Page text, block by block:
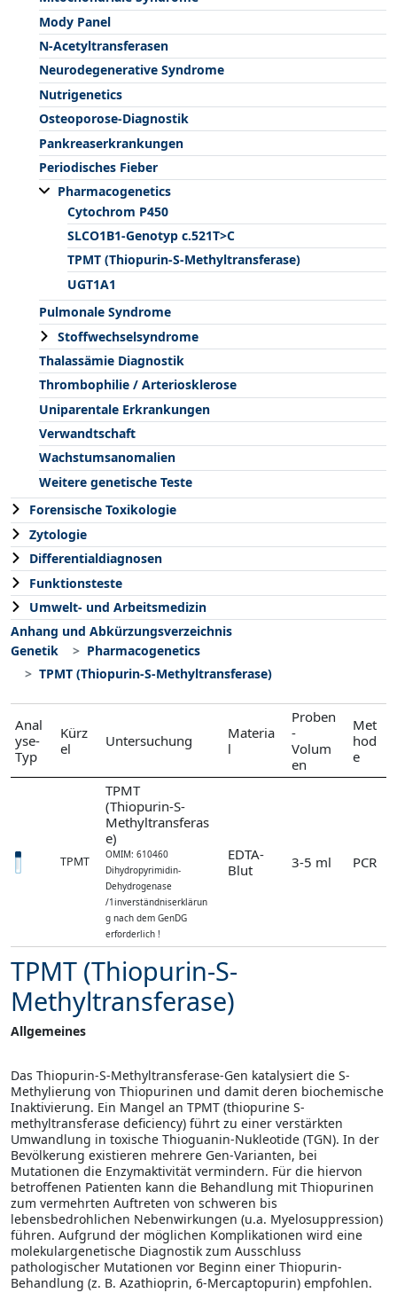
Mody Panel
N-Acetyltransferasen
Neurodegenerative Syndrome
Nutrigenetics
Osteoporose-Diagnostik
Pankreaserkrankungen
Periodisches Fieber
Pharmacogenetics
Cytochrom P450
SLCO1B1-Genotyp c.521T>C
TPMT (Thiopurin-S-Methyltransferase)
UGT1A1
Pulmonale Syndrome
Stoffwechselsyndrome
Thalassämie Diagnostik
Thrombophilie / Arteriosklerose
Uniparentale Erkrankungen
Verwandtschaft
Wachstumsanomalien
Weitere genetische Teste
Forensische Toxikologie
Zytologie
Differentialdiagnosen
Funktionsteste
Umwelt- und Arbeitsmedizin
Anhang und Abkürzungsverzeichnis
Genetik
Pharmacogenetics
TPMT (Thiopurin-S-Methyltransferase)
Anal
yse-
Typ
Kürz
el
Untersuchung
Materia
l
Proben
-
Volum
en
Met
hod
e
TPMT
TPMT
(Thiopurin-S-
Methyltransferas
e)
OMIM: 610460
Dihydropyrimidin-
Dehydrogenase
/1inverständniserklärun
g nach dem GenDG
erforderlich !
EDTA-
Blut
3-5 ml PCR
TPMT (Thiopurin-S-
Methyltransferase)
Allgemeines
Das Thiopurin-S-Methyltransferase-Gen katalysiert die S-
Methylierung von Thiopurinen und damit deren biochemische
Inaktivierung. Ein Mangel an TPMT (thiopurine S-
methyltransferase deficiency) führt zu einer verstärkten
Umwandlung in toxische Thioguanin-Nukleotide (TGN). In der
Bevölkerung existieren mehrere Gen-Varianten, bei
Mutationen die Enzymaktivität vermindern. Für die hiervon
betroffenen Patienten kann die Behandlung mit Thiopurinen
zum vermehrten Auftreten von schweren bis
lebensbedrohlichen Nebenwirkungen (u.a. Myelosuppression)
führen. Aufgrund der möglichen Komplikationen wird eine
molekulargenetische Diagnostik zum Ausschluss
pathologischer Mutationen vor Beginn einer Thiopurin-
Behandlung (z. B. Azathioprin, 6-Mercaptopurin) empfohlen.